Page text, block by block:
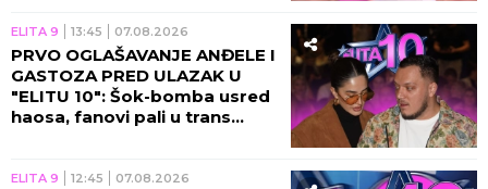
ELITA 9 13:45 07.08.2026
PRVO OGLAŠAVANJE ANĐELE I
GASTOZA PRED ULAZAK U
"ELITU 10": Šok-bomba usred
haosa, fanovi pali u trans
ELITA 9 12:45 07.08.2026